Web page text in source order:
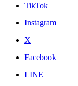
TikTok
Instagram
X
Facebook
LINE